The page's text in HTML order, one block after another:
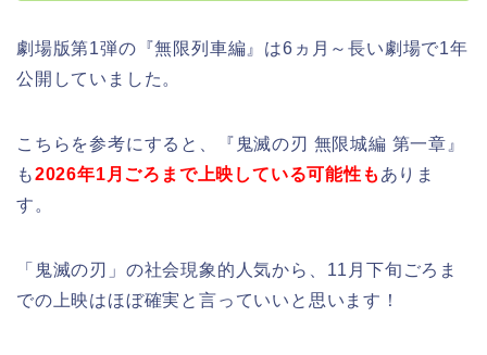
劇場版第1弾の『無限列車編』は6ヵ月～長い劇場で1年
公開していました。
こちらを参考にすると、『鬼滅の刃 無限城編 第一章』
も2026年1月ごろまで上映している可能性も ありま
す。
「鬼滅の刃」の社会現象的人気から、11月下旬ごろま
での上映はほぼ確実と言っていいと思います！